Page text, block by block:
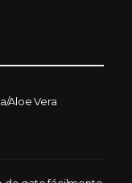
Aloe Vera